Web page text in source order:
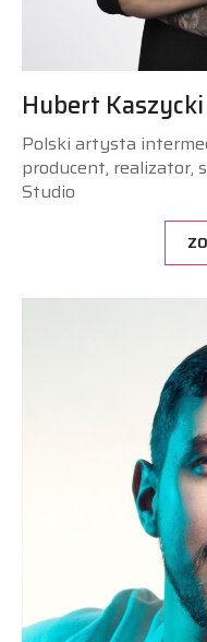
Hubert Kaszycki
Polski artysta
producent, realizator,
Studio